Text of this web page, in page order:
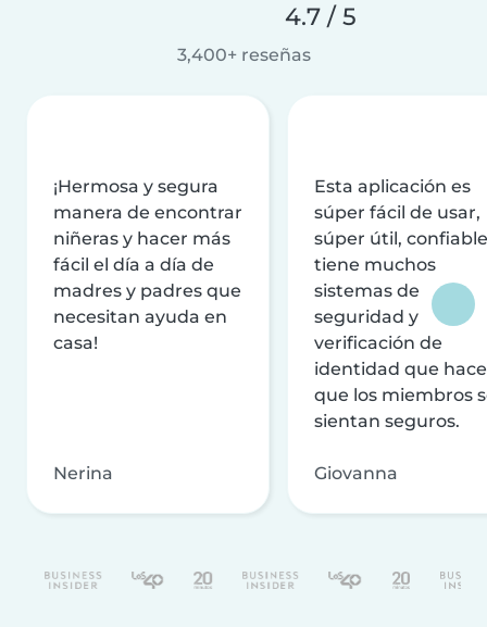
4.7 / 5
3,400+ reseñas
¡Hermosa y segura
manera de encontrar
niñeras y hacer más
fácil el día a día de
madres y padres que
necesitan ayuda en
casa!
Nerina
Esta aplicación es
súper fácil de usar,
súper útil,
tiene muchos
sistemas de
seguridad y
verificación de
identidad que
que los miembros
sientan seguros.
Giovanna